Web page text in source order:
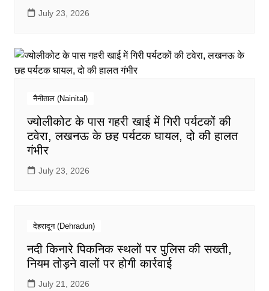
July 23, 2026
नैनीताल (Nainital)
ज्योलीकोट के पास गहरी खाई में गिरी पर्यटकों की
टवेरा, लखनऊ के छह पर्यटक घायल, दो की हालत
गंभीर
July 23, 2026
देहरादून (Dehradun)
नदी किनारे पिकनिक स्थलों पर पुलिस की सख्ती,
नियम तोड़ने वालों पर होगी कार्रवाई
July 21, 2026